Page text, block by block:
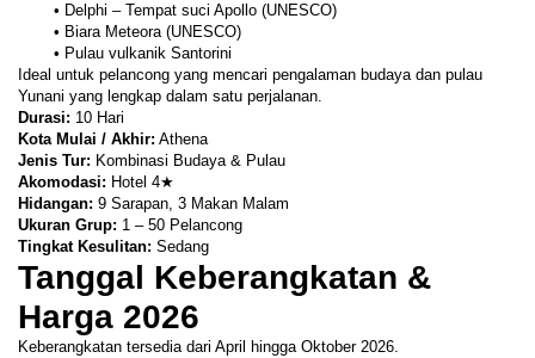
Delphi – Tempat suci Apollo (UNESCO)
Biara Meteora (UNESCO)
Pulau vulkanik Santorini
Ideal untuk pelancong yang mencari pengalaman budaya dan pulau
Yunani yang lengkap dalam satu perjalanan.
Durasi: 10 Hari
Kota Mulai / Akhir: Athena
Jenis Tur: Kombinasi Budaya & Pulau
Akomodasi: Hotel 4★
Hidangan: 9 Sarapan, 3 Makan Malam
Ukuran Grup: 1 – 50 Pelancong
Tingkat Kesulitan: Sedang
Tanggal Keberangkatan &
Harga 2026
Keberangkatan tersedia dari April hingga Oktober 2026.